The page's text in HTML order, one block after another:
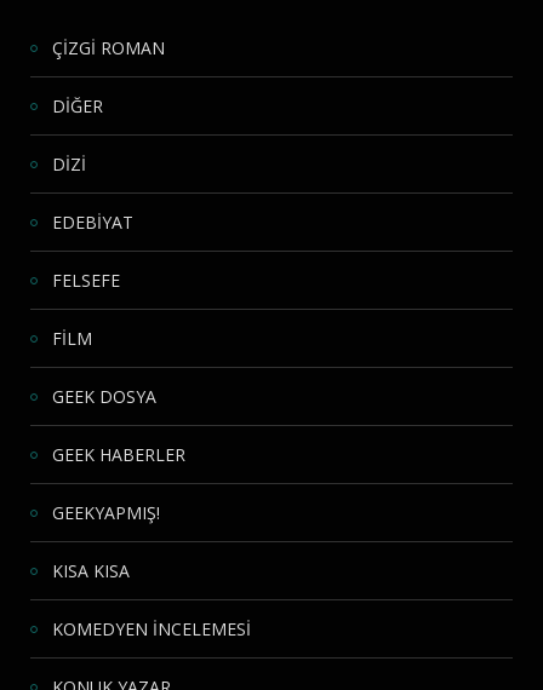
ÇİZGİ ROMAN
DİĞER
DİZİ
EDEBİYAT
FELSEFE
FİLM
GEEK DOSYA
GEEK HABERLER
GEEKYAPMIŞ!
KISA KISA
KOMEDYEN İNCELEMESİ